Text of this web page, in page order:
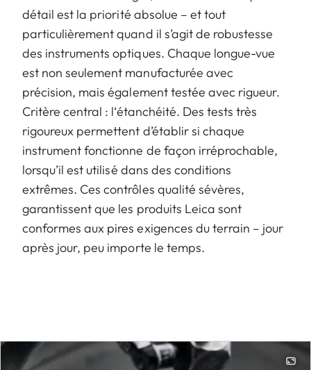
détail est la priorité absolue – et tout
particulièrement quand il s’agit de robustesse
des instruments optiques. Chaque longue-vue
est non seulement manufacturée avec
précision, mais également testée avec rigueur.
Critère central : l‘étanchéité. Des tests très
rigoureux permettent d’établir si chaque
instrument fonctionne de façon irréprochable,
lorsqu’il est utilisé dans des conditions
extrêmes. Ces contrôles qualité sévères,
garantissent que les produits Leica sont
conformes aux pires exigences du terrain – jour
après jour, peu importe le temps.